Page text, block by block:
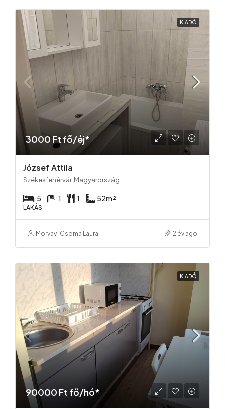
KIADÓ
3000 Ft fő/éj*
József Attila
Székesfehérvár, Magyarország
5 1 1 52m²
LAKÁS
Morvay-Csoma Laura 2 év ago
KIADÓ
90000 Ft fő/hó*